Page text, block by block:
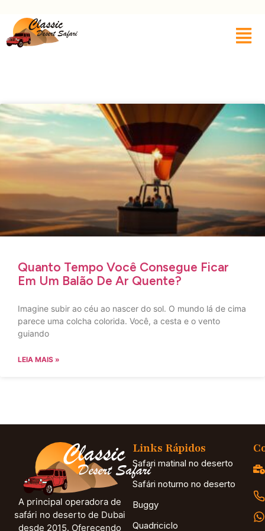
Quanto Tempo Você Consegue Ficar
Em Um Balão De Ar Quente?
Imagine subir ao céu ao nascer do sol. O mundo lá de cima
parece uma colcha colorida. Você, a cesta e o vento
guiando
LEIA MAIS »
A principal operadora de
safári no deserto de Dubai
desde 2015. Oferecendo
Links Rápidos
Safari matinal no deserto
Safári noturno no deserto
Buggy
Quadriciclo